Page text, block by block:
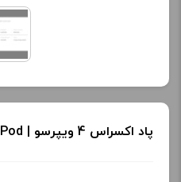
پاد اکسراس 4 ویپرسو | Vaporesso Xros 4 Pod